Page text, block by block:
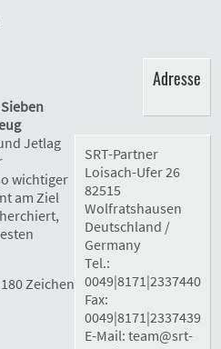
Jetlag
wichtiger
am Ziel
Zeichen
Adresse
SRT-Partner
Loisach-Ufer 26
82515
Wolfratshausen
Deutschland /
Germany
Tel.:
0049|8171|2337440
Fax:
0049|8171|2337439
E-Mail: team@srt-